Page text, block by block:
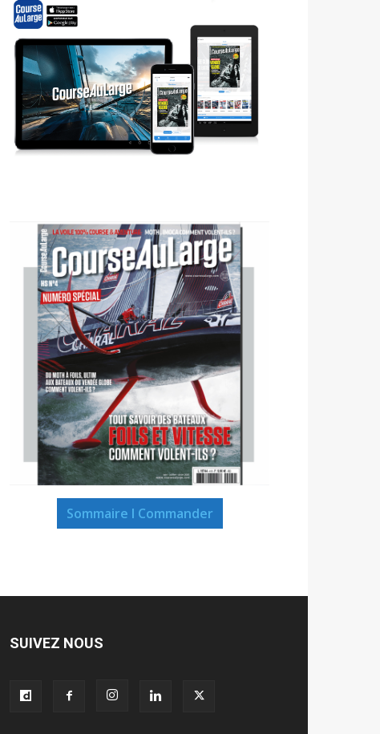
Sommaire I Commander
SUIVEZ NOUS